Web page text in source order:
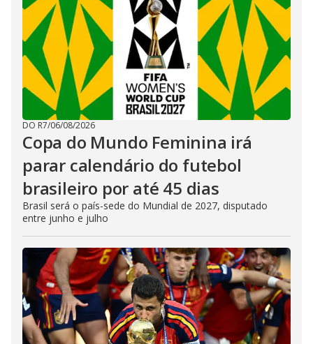
DO R7/06/08/2026
Copa do Mundo Feminina irá
parar calendário do futebol
brasileiro por até 45 dias
Brasil será o país-sede do Mundial de 2027, disputado
entre junho e julho